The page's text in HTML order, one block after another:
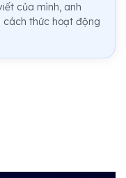
của mình, anh
cách thức hoạt động